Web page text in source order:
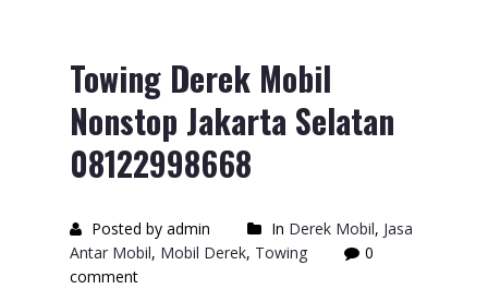
Towing Derek Mobil
Nonstop Jakarta Selatan
08122998668
Posted by admin In Derek Mobil, Jasa
Antar Mobil, Mobil Derek, Towing
0
comment